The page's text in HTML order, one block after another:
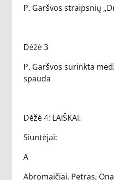
P. Garšvos straipsnių
Dėžė 3
P. Garšvos surinkta
spauda
Dėžė 4: LAIŠKAI.
Siuntėjai:
A
Abromaičiai, Petras,